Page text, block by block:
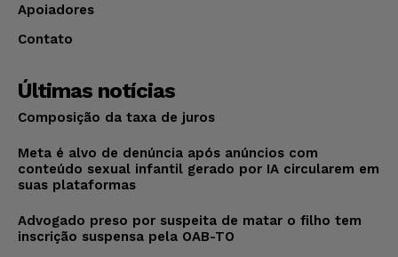
Apoiadores
Contato
Últimas notícias
Composição da taxa de juros
Meta é alvo de denúncia após anúncios com
conteúdo sexual infantil gerado por IA circularem em
suas plataformas
Advogado preso por suspeita de matar o filho tem
inscrição suspensa pela OAB-TO